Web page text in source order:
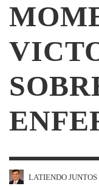
LATIENDO JUNTOS